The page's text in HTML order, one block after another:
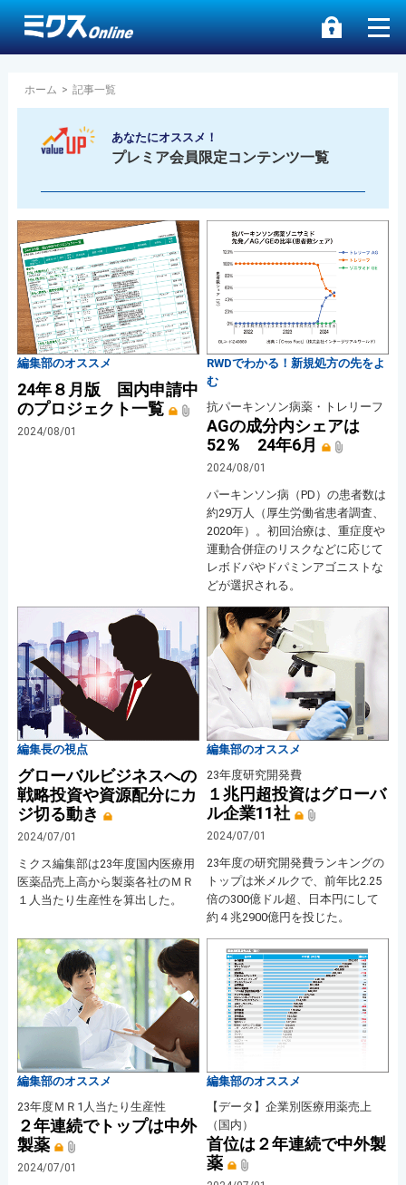
ホーム > 記事一覧
あなたにオススメ！
プレミア会員限定コンテンツ一覧
編集部のオススメ
24年８月版 国内申請中
のプロジェクト一覧
2024/08/01
RWDでわかる！新規処方の先をよ
む
抗パーキンソン病薬・トレリーフ
AGの成分内シェアは
52％ 24年6月
2024/08/01
パーキンソン病（PD）の患者数は
約29万人（厚生労働省患者調査、
2020年）。初回治療は、重症度や
運動合併症のリスクなどに応じて
レボドパやドパミンアゴニストな
どが選択される。
編集長の視点
グローバルビジネスへの
戦略投資や資源配分にカ
ジ切る動き
2024/07/01
ミクス編集部は23年度国内医療用
医薬品売上高から製薬各社のＭＲ
１人当たり生産性を算出した。
編集部のオススメ
23年度研究開発費
１兆円超投資はグローバ
ル企業11社
2024/07/01
23年度の研究開発費ランキングの
トップは米メルクで、前年比2.25
倍の300億ドル超、日本円にして
約４兆2900億円を投じた。
編集部のオススメ
23年度ＭＲ1人当たり生産性
２年連続でトップは中外
製薬
2024/07/01
編集部のオススメ
【データ】企業別医療用薬売上
（国内）
首位は２年連続で中外製
薬